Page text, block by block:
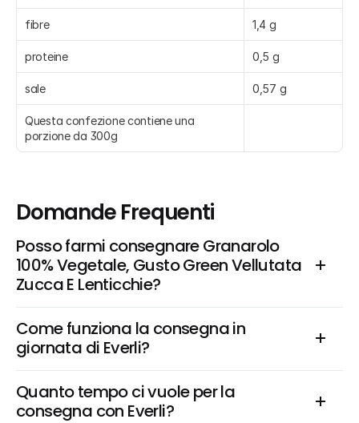
fibre 1,4 g
proteine 0,5 g
sale 0,57 g
Questa confezione contiene una
porzione da 300g
Domande Frequenti
Posso farmi consegnare Granarolo
100% Vegetale, Gusto Green Vellutata
Zucca E Lenticchie?
Come funziona la consegna in
giornata di Everli?
Quanto tempo ci vuole per la
consegna con Everli?